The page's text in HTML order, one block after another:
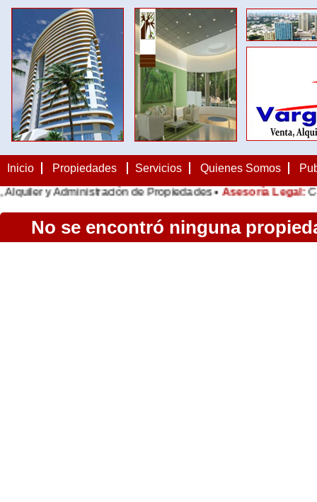
Inicio Propiedades Servicios Quienes Somos
y Administración de Propiedades •Asesoría Legal:
No se encontró ninguna